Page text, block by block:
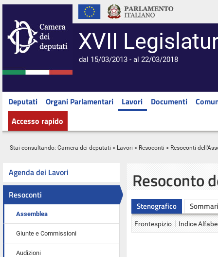
XVII
dal 15/03/2013 - al 22/03/2018
Deputati Organi Parlamentari Lavori Documenti
Accesso rapido
Stai consultando: Camera dei deputati > Lavori > Resoconti > Resoconti
Agenda dei Lavori
Resoconti
Assemblea
Giunte e Commissioni
Audizioni
Resoconto
Stenografico
Frontespizio Indice